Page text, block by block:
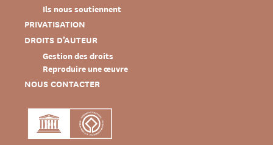
Ils nous soutiennent
PRIVATISATION
DROITS D’AUTEUR
Gestion des droits
Reproduire une œuvre
NOUS CONTACTER